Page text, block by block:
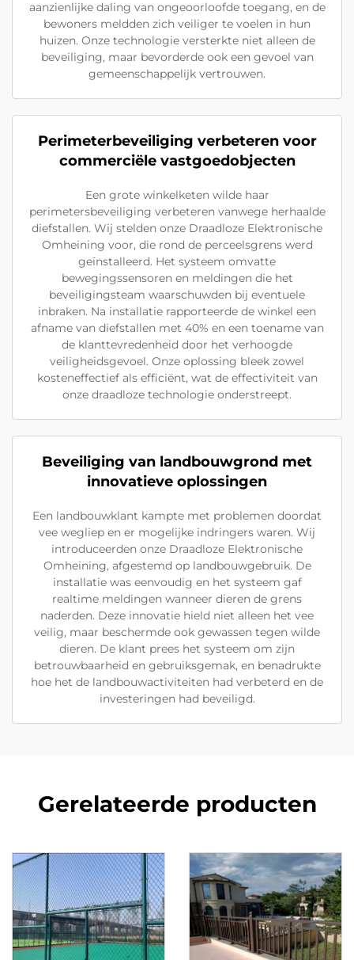
aanzienlijke daling van ongeoorloofde toegang, en de
bewoners meldden zich veiliger te voelen in hun
huizen. Onze technologie versterkte niet alleen de
beveiliging, maar bevorderde ook een gevoel van
gemeenschappelijk vertrouwen.
Perimeterbeveiliging verbeteren voor
commerciële vastgoedobjecten
Een grote winkelketen wilde haar
perimetersbeveiliging verbeteren vanwege herhaalde
diefstallen. Wij stelden onze Draadloze Elektronische
Omheining voor, die rond de perceelsgrens werd
geïnstalleerd. Het systeem omvatte
bewegingssensoren en meldingen die het
beveiligingsteam waarschuwden bij eventuele
inbraken. Na installatie rapporteerde de winkel een
afname van diefstallen met 40% en een toename van
de klanttevredenheid door het verhoogde
veiligheidsgevoel. Onze oplossing bleek zowel
kosteneffectief als efficiënt, wat de effectiviteit van
onze draadloze technologie onderstreept.
Beveiliging van landbouwgrond met
innovatieve oplossingen
Een landbouwklant kampte met problemen doordat
vee wegliep en er mogelijke indringers waren. Wij
introduceerden onze Draadloze Elektronische
Omheining, afgestemd op landbouwgebruik. De
installatie was eenvoudig en het systeem gaf
realtime meldingen wanneer dieren de grens
naderden. Deze innovatie hield niet alleen het vee
veilig, maar beschermde ook gewassen tegen wilde
dieren. De klant prees het systeem om zijn
betrouwbaarheid en gebruiksgemak, en benadrukte
hoe het de landbouwactiviteiten had verbeterd en de
investeringen had beveiligd.
Gerelateerde producten